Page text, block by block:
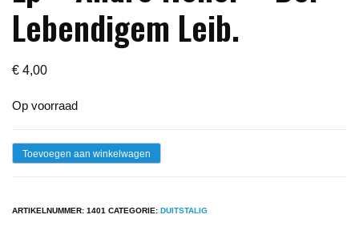
Lebendigem Leib.
€ 4,00
Op voorraad
LpToevoegen aan winkelwagen
ARTIKELNUMMER: 1401 CATEGORIE: DUITSTALIG